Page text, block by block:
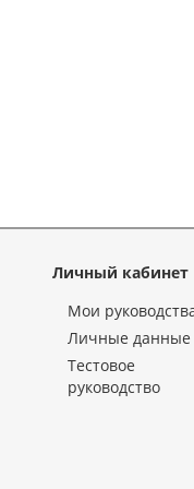
Личный кабинет
Мои
Личные данные
Тестовое
руководство